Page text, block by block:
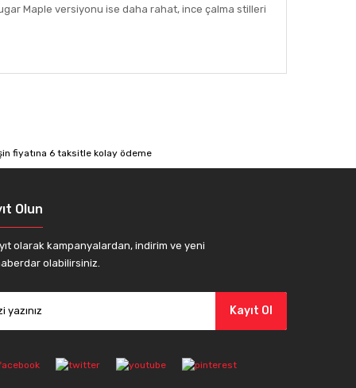
Maple versiyonu ise daha rahat, ince çalma stilleri
Olun
olarak kampanyalardan, indirim ve yeni
olabilirsiniz.
Kayıt Ol